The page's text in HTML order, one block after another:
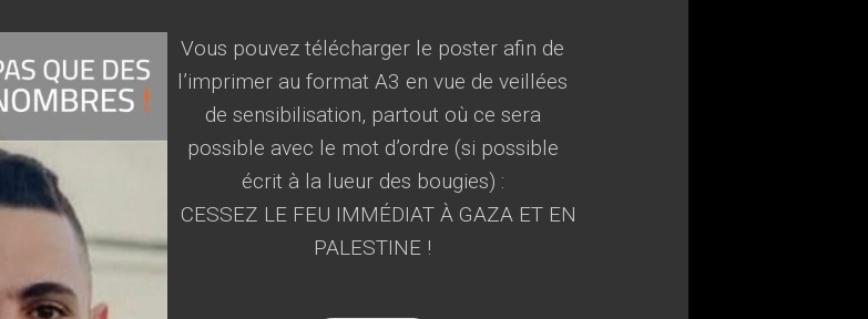
Vous pouvez télécharger le poster afin de
l’imprimer au format A3 en vue de veillées
de sensibilisation, partout où ce sera
possible avec le mot d’ordre (si possible
écrit à la lueur des bougies) :
CESSEZ LE FEU IMMÉDIAT À GAZA ET EN
PALESTINE !